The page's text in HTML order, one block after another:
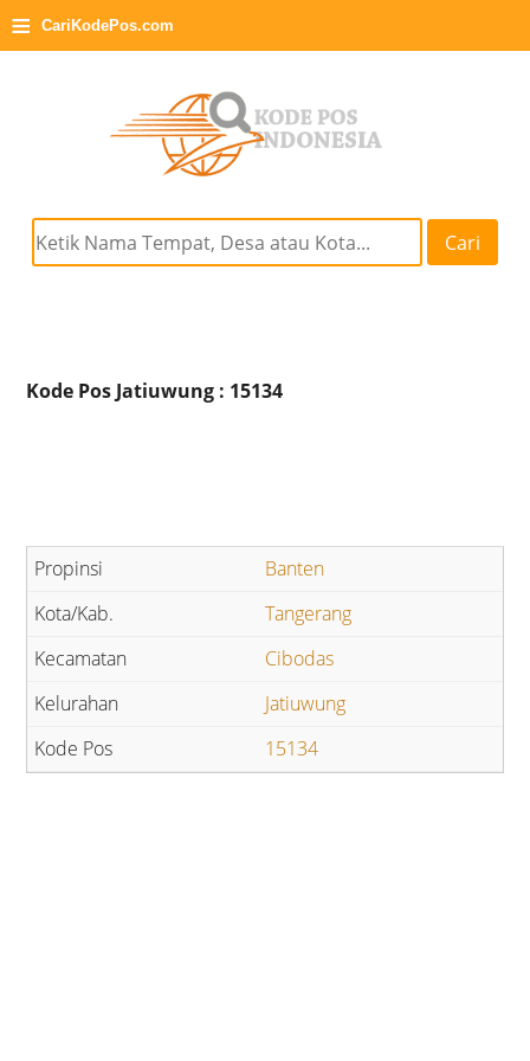
≡ CariKodePos.com
Cari
Kode Pos Jatiuwung : 15134
Banten
Tangerang
Cibodas
Jatiuwung
15134